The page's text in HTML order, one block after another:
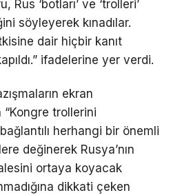
‘botları’ ve ‘trolleri’
söyleyerek kınadılar.
dair hiçbir kanıt
ifadelerine yer verdi.
ekran
trollerini
herhangi bir önemli
değinerek Rusya’nın
ortaya koyacak
dikkati çeken